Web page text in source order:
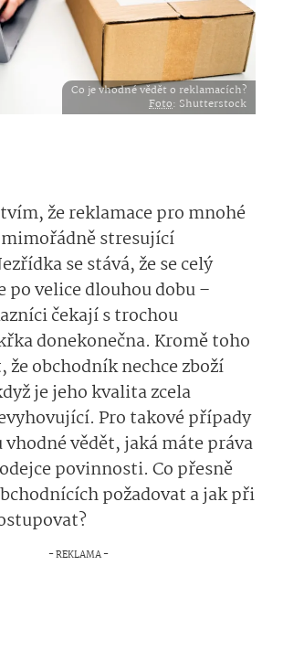
Co je vhodné vědět o reklamacích?
Foto: Shutterstock
že reklamace pro mnohé
stresující
se stává, že se celý
po velice dlouhou dobu –
čekají s trochou
donekonečna. Kromě toho
že obchodník nechce zboží
je jeho kvalita zcela
Pro takové případy
vhodné vědět, jaká máte práva
povinnosti. Co přesně
požadovat a jak při